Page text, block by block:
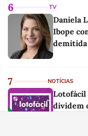
6 TV
Daniela
Ibope
demitida
7 NOTÍCIAS
Lotofácil
dividem